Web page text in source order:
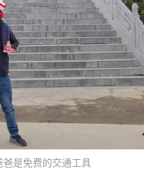
爸是免费的交通工具